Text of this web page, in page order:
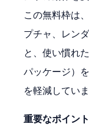
この無料枠は
プチャ、レン
と、使い慣れ
パッケージ）
を軽減していま
重要なポイン